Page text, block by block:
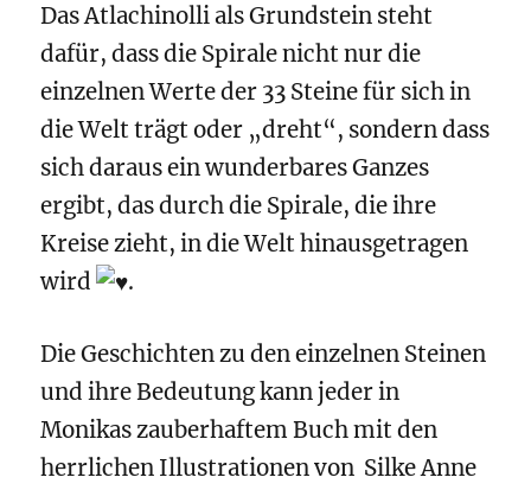
Das Atlachinolli als Grundstein steht
dafür, dass die Spirale nicht nur die
einzelnen Werte der 33 Steine für sich in
die Welt trägt oder „dreht“, sondern dass
sich daraus ein wunderbares Ganzes
ergibt, das durch die Spirale, die ihre
Kreise zieht, in die Welt hinausgetragen
wird
.
Die Geschichten zu den einzelnen Steinen
und ihre Bedeutung kann jeder in
Monikas zauberhaftem Buch mit den
herrlichen Illustrationen von Silke Anne